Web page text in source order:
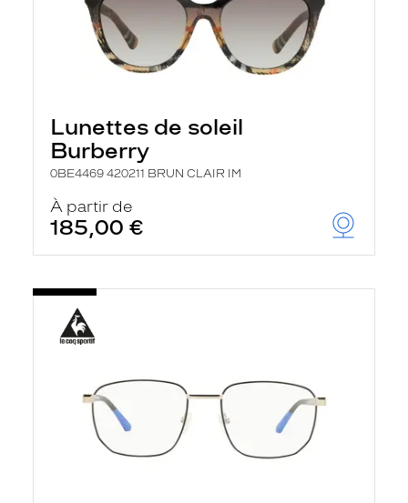
Lunettes de soleil
Burberry
0BE4469 420211 BRUN CLAIR IM
À partir de
185,00 €